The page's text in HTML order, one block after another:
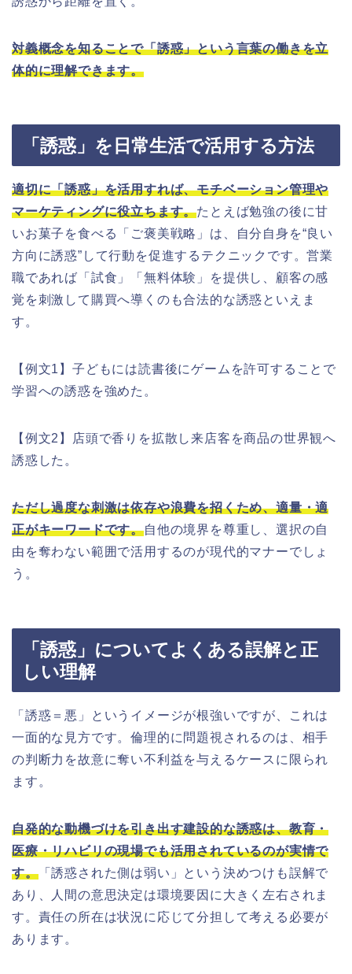
対義概念を知ることで「誘惑」という言葉の働きを立
体的に理解できます。
「誘惑」を日常生活で活用する方法
適切に「誘惑」を活用すれば、モチベーション管理や
マーケティングに役立ちます。たとえば勉強の後に甘
いお菓子を食べる「ご褒美戦略」は、自分自身を“良い
方向に誘惑”して行動を促進するテクニックです。営業
職であれば「試食」「無料体験」を提供し、顧客の感
覚を刺激して購買へ導くのも合法的な誘惑といえま
す。
【例文1】子どもには読書後にゲームを許可することで
学習への誘惑を強めた。
【例文2】店頭で香りを拡散し来店客を商品の世界観へ
誘惑した。
ただし過度な刺激は依存や浪費を招くため、適量・適
正がキーワードです。自他の境界を尊重し、選択の自
由を奪わない範囲で活用するのが現代的マナーでしょ
う。
「誘惑」についてよくある誤解と正
しい理解
「誘惑＝悪」というイメージが根強いですが、これは
一面的な見方です。倫理的に問題視されるのは、相手
の判断力を故意に奪い不利益を与えるケースに限られ
ます。
自発的な動機づけを引き出す建設的な誘惑は、教育・
医療・リハビリの現場でも活用されているのが実情で
す。「誘惑された側は弱い」という決めつけも誤解で
あり、人間の意思決定は環境要因に大きく左右されま
す。責任の所在は状況に応じて分担して考える必要が
あります。